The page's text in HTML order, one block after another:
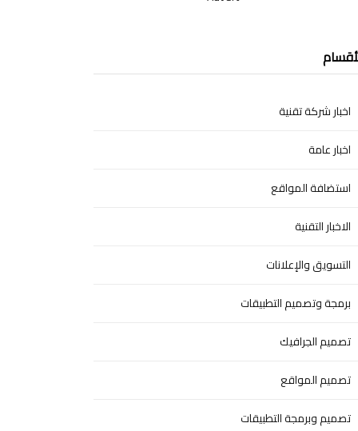
اخبار شركة تقنية
اخبار عامة
استضافة المواقع
الاخبار التقنية
التسويق والإعلانات
برمجة وتصميم التطبيقات
تصميم الجرافيك
تصميم المواقع
تصميم وبرمجة التطبيقات